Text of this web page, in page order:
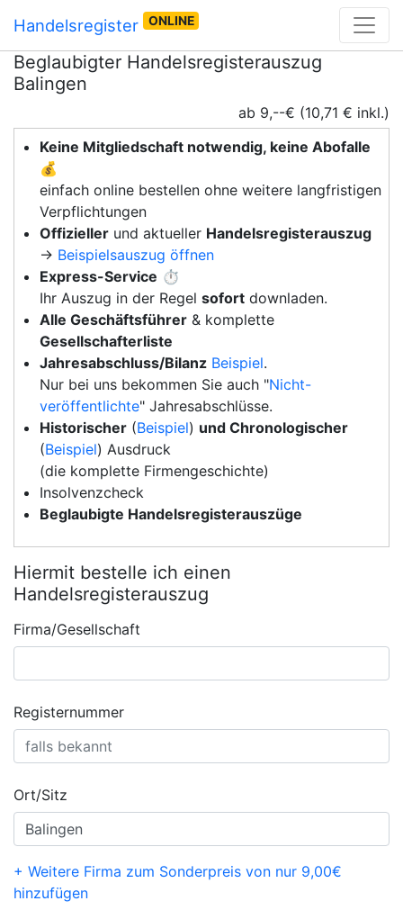
Handelsregister ONLINE
Beglaubigter Handelsregisterauszug
Balingen
ab 9,--€ (10,71 € inkl.)
Keine Mitgliedschaft notwendig, keine Abofalle
💰
einfach online bestellen ohne weitere langfristigen
Verpflichtungen
Offizieller und aktueller Handelsregisterauszug
→ Beispielsauszug öffnen
Express-Service ⏱️
Ihr Auszug in der Regel sofort downladen.
Alle Geschäftsführer & komplette
Gesellschafterliste
Jahresabschluss/Bilanz Beispiel.
Nur bei uns bekommen Sie auch "Nicht-
veröffentlichte" Jahresabschlüsse.
Historischer (Beispiel) und Chronologischer
(Beispiel) Ausdruck
(die komplette Firmengeschichte)
Insolvenzcheck
Beglaubigte Handelsregisterauszüge
Hiermit bestelle ich einen
Handelsregisterauszug
Firma/Gesellschaft
Registernummer
Ort/Sitz
+ Weitere Firma zum Sonderpreis von nur 9,00€
hinzufügen